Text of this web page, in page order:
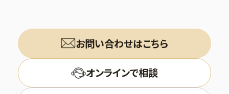
お問い合わせはこちら
オンラインで相談